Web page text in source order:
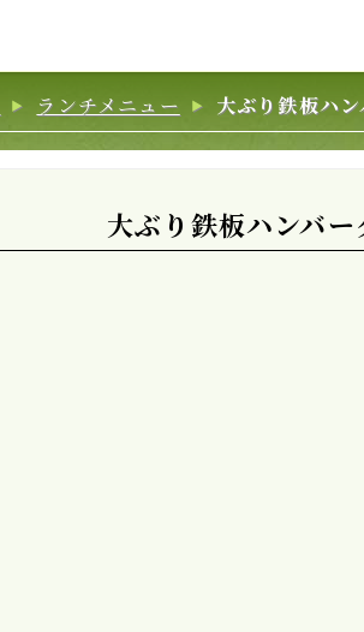
ランチメニュー 大ぶり鉄板ハ
大ぶり鉄板ハンバー